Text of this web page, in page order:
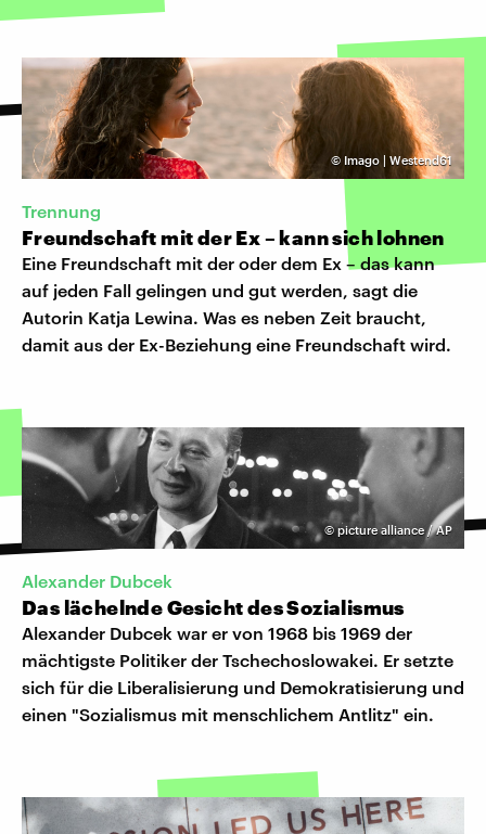
© Imago | Westend61
Trennung
Freundschaft mit der Ex – kann sich lohnen
Eine Freundschaft mit der oder dem Ex – das kann
auf jeden Fall gelingen und gut werden, sagt die
Autorin Katja Lewina. Was es neben Zeit braucht,
damit aus der Ex-Beziehung eine Freundschaft wird.
©picture alliance / AP
Alexander Dubcek
Das lächelnde Gesicht des Sozialismus
Alexander Dubcek war er von 1968 bis 1969 der
mächtigste Politiker der Tschechoslowakei. Er setzte
sich für die Liberalisierung und Demokratisierung und
einen "Sozialismus mit menschlichem Antlitz" ein.